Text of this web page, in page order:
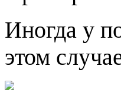
Иногда у
этом